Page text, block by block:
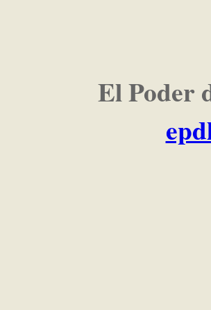
El Poder